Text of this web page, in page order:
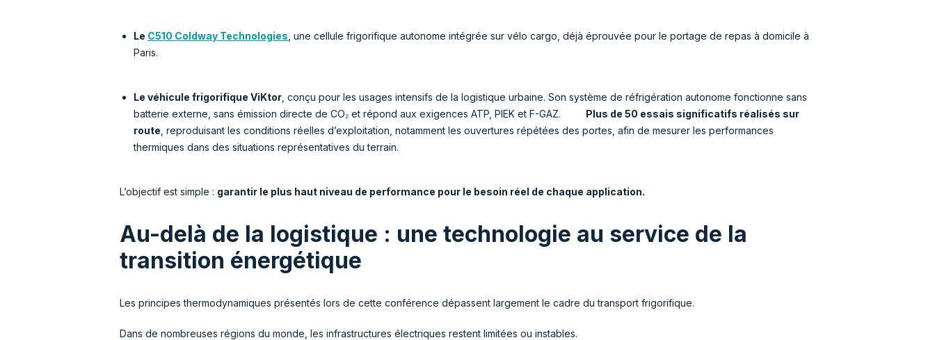
Le C510 Coldway Technologies , une cellule frigorifique autonome intégrée sur vélo cargo, déjà éprouvée pour le portage de repas à domicile à
Paris.
Le véhicule frigorifique ViKtor , conçu pour les usages intensifs de la logistique urbaine. Son système de réfrigération autonome fonctionne sans
batterie externe, sans émission directe de CO₂ et répond aux exigences ATP, PIEK et F-GAZ. Plus de 50 essais significatifs réalisés sur
route , reproduisant les conditions réelles d’exploitation, notamment les ouvertures répétées des portes, afin de mesurer les performances
thermiques dans des situations représentatives du terrain.
L’objectif est simple : garantir le plus haut niveau de performance pour le besoin réel de chaque application.
Au-delà de la logistique : une technologie au service de la
transition énergétique
Les principes thermodynamiques présentés lors de cette conférence dépassent largement le cadre du transport frigorifique.
Dans de nombreuses régions du monde, les infrastructures électriques restent limitées ou instables.